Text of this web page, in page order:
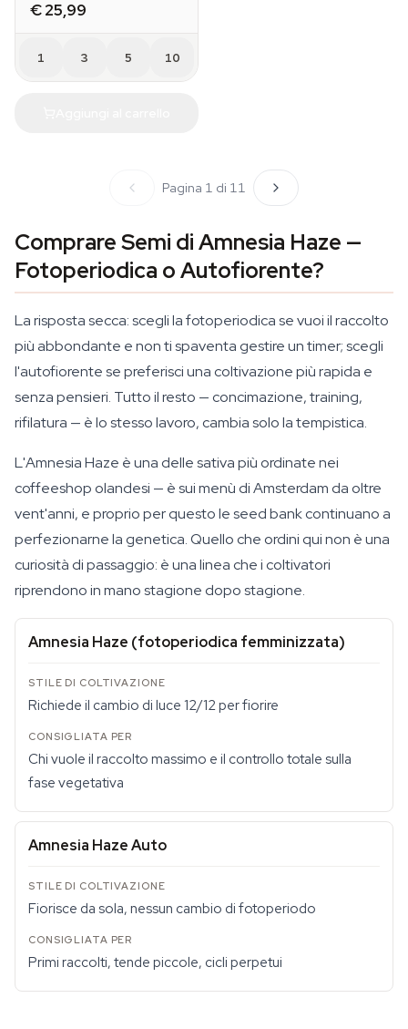
€ 25,99
1 3 5 10
Pagina 1 di 11
Comprare Semi di Amnesia Haze —
Fotoperiodica o Autofiorente?
La risposta secca: scegli la fotoperiodica se vuoi il raccolto
più abbondante e non ti spaventa gestire un timer; scegli
l'autofiorente se preferisci una coltivazione più rapida e
senza pensieri. Tutto il resto — concimazione, training,
rifilatura — è lo stesso lavoro, cambia solo la tempistica.
L'Amnesia Haze è una delle sativa più ordinate nei
coffeeshop olandesi — è sui menù di Amsterdam da oltre
vent'anni, e proprio per questo le seed bank continuano a
perfezionarne la genetica. Quello che ordini qui non è una
curiosità di passaggio: è una linea che i coltivatori
riprendono in mano stagione dopo stagione.
Amnesia Haze (fotoperiodica femminizzata)
Richiede il cambio di luce 12/12 per fiorire
Chi vuole il raccolto massimo e il controllo totale sulla
fase vegetativa
Amnesia Haze Auto
Fiorisce da sola, nessun cambio di fotoperiodo
Primi raccolti, tende piccole, cicli perpetui